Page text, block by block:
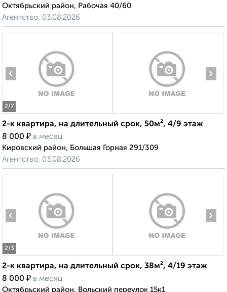
Октябрьский район, Рабочая 40/60
Агентство, 03.08.2026
2/7
‹ ›
2-к квартира, на длительный срок, 50м², 4/9 этаж
8 000 ₽ в месяц
Кировский район, Большая Горная 291/309
Агентство, 03.08.2026
2/3
‹ ›
2-к квартира, на длительный срок, 38м², 4/19 этаж
8 000 ₽ в месяц
Октябрьский район, Вольский переулок 15к1